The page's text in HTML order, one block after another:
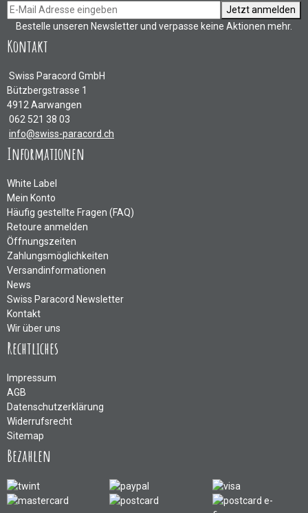
Jetzt anmelden
Bestelle unseren Newsletter und verpasse keine Aktionen mehr.
Kontakt
Swiss Paracord GmbH
Bützbergstrasse 1
4912 Aarwangen
062 521 38 03
info@swiss-paracord.ch
Informationen
White Label
Mein Konto
Häufig gestellte Fragen (FAQ)
Retoure anmelden
Öffnungszeiten
Zahlungsmöglichkeiten
Versandinformationen
News
Swiss Paracord Newsletter
Kontakt
Wir über uns
Rechtliches
Impressum
AGB
Datenschutzerklärung
Widerrufsrecht
Sitemap
Bezahlen